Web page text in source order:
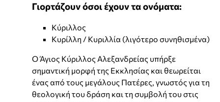
Γιορτάζουν όσοι έχουν τα ονόματα:
Κύριλλος
Κυρίλλη / Κυριλλία (λιγότερο συνηθισμένα)
Ο Άγιος Κύριλλος Αλεξανδρείας υπήρξε
σημαντική μορφή της Εκκλησίας και θεωρείται
ένας από τους μεγάλους Πατέρες, γνωστός για τη
θεολογική του δράση και τη συμβολή του στις